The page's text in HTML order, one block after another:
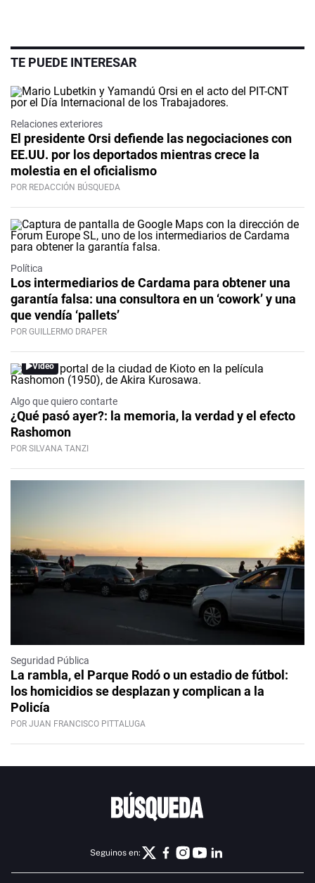
TE PUEDE INTERESAR
Relaciones exteriores
El presidente Orsi defiende las negociaciones con
EE.UU. por los deportados mientras crece la
molestia en el oficialismo
POR REDACCIÓN BÚSQUEDA
Política
Los intermediarios de Cardama para obtener una
garantía falsa: una consultora en un ‘cowork’ y una
que vendía ‘pallets’
POR GUILLERMO DRAPER
Video
Algo que quiero contarte
¿Qué pasó ayer?: la memoria, la verdad y el efecto
Rashomon
POR SILVANA TANZI
Seguridad Pública
La rambla, el Parque Rodó o un estadio de fútbol:
los homicidios se desplazan y complican a la
Policía
POR JUAN FRANCISCO PITTALUGA
Seguinos en: